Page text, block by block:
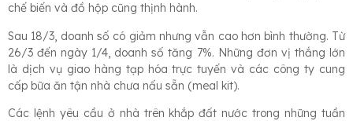
chế biến và đồ hộp cũng thịnh hành.
Sau 18/3, doanh số có giảm nhưng vẫn cao hơn bình thường. Từ
26/3 đến ngày 1/4, doanh số tăng 7%. Những đơn vị thắng lớn
là dịch vụ giao hàng tạp hóa trực tuyến và các công ty cung
cấp bữa ăn tận nhà chưa nấu sẵn (meal kit).
Các lệnh yêu cầu ở nhà trên khắp đất nước trong những tuần